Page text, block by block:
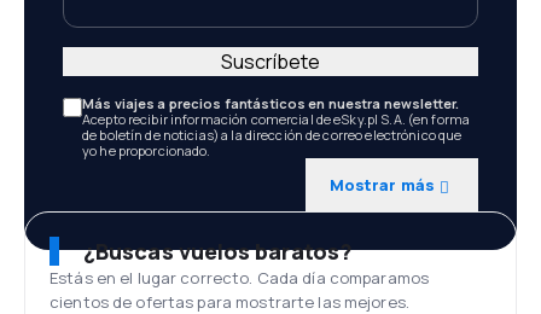
Más viajes a precios fantásticos en nuestra newsletter.
Acepto recibir información comercial de eSky.pl S.A. (en forma
de boletín de noticias) a la dirección de correo electrónico que
yo he proporcionado.
Mostrar más
Suscríbete
¿Buscas vuelos baratos?
Estás en el lugar correcto. Cada día comparamos
cientos de ofertas para mostrarte las mejores.